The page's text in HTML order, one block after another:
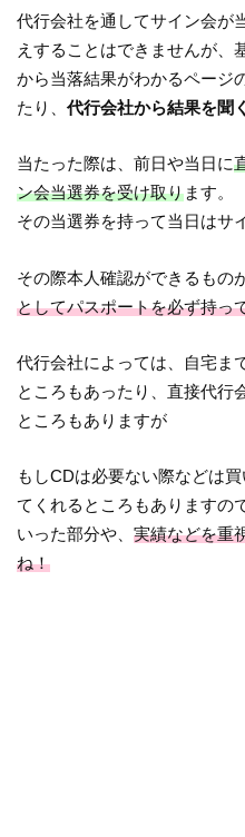
代行会社を通してサイン会が
えすることはできませんが、
から当落結果がわかるページ
たり、代行会社から結果を聞
当たった際は、前日や当日に
ン会当選券を受け取ります。
その当選券を持って当日はサ
その際本人確認ができるもの
としてパスポートを必ず持っ
代行会社によっては、自宅ま
ところもあったり、直接代行
ところもありますが
もしCDは必要ない際などは
てくれるところもありますの
いった部分や、実績などを重
ね！